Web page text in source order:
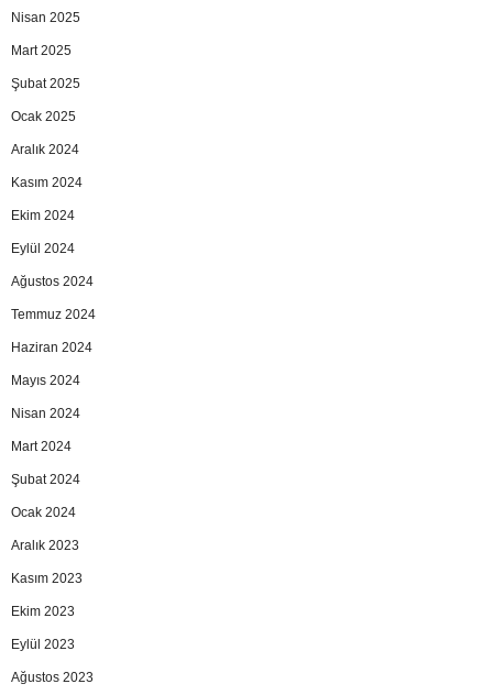
Nisan 2025
Mart 2025
Şubat 2025
Ocak 2025
Aralık 2024
Kasım 2024
Ekim 2024
Eylül 2024
Ağustos 2024
Temmuz 2024
Haziran 2024
Mayıs 2024
Nisan 2024
Mart 2024
Şubat 2024
Ocak 2024
Aralık 2023
Kasım 2023
Ekim 2023
Eylül 2023
Ağustos 2023